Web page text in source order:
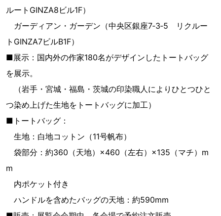
ルートGINZA8ビル1F）
ガーディアン・ガーデン（中央区銀座7‐3‐5 リクルー
トGINZA7ビルB1F）
■展示：国内外の作家180名がデザインしたトートバッグ
を展示。
（岩手・宮城・福島・茨城の印染職人によりひとつひと
つ染め上げた生地をトートバッグに加工）
■トートバッグ：
生地：白地コットン（11号帆布）
袋部分：約360（天地）×460（左右）×135（マチ）m
m
内ポケット付き
ハンドルを含めたバッグの天地：約590mm